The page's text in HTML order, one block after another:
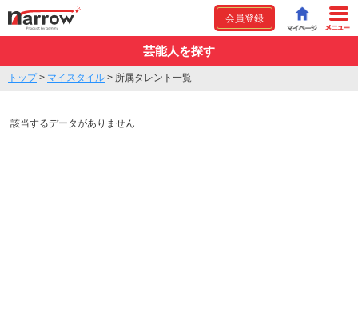
会員登録
芸能人を探す
トップ> マイスタイル > 所属タレント一覧
該当するデータがありません